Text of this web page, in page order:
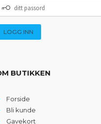
BUTIKKEN
Forside
Bli kunde
Gavekort